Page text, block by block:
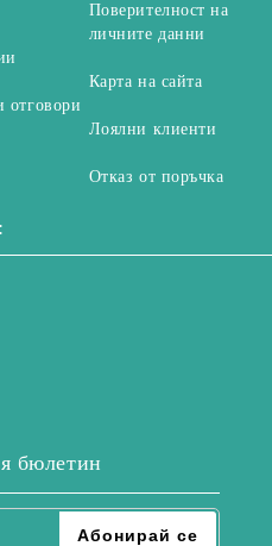
отговори
Поверителност на
личните данни
Карта на сайта
Лоялни клиенти
Отказ от поръчка
бюлетин